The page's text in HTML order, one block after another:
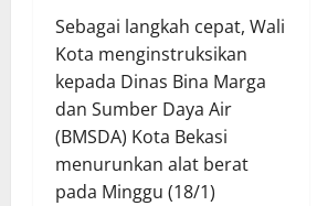
Sebagai langkah cepat, Wali
Kota menginstruksikan
kepada Dinas Bina Marga
dan Sumber Daya Air
(BMSDA) Kota Bekasi
menurunkan alat berat
pada Minggu (18/1)